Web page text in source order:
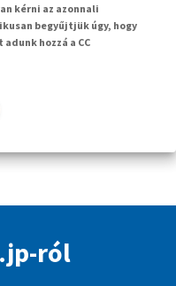
kérni az azonnali
begyűjtjük úgy, hogy
hozzá a CC
ról